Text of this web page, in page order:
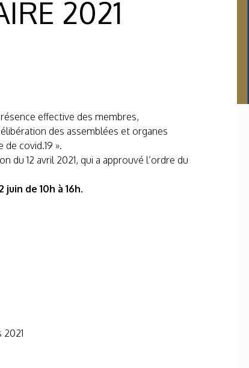
2021
effective des membres,
des assemblées et organes
covid.19 ».
du 12 avril 2021, qui a approuvé l’ordre du
de 10h à 16h.